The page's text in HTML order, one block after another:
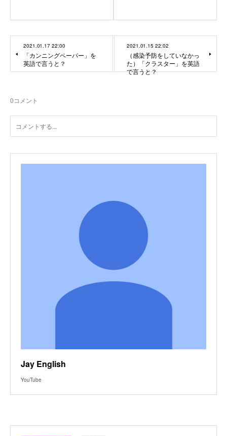
2021.01.17 22:00
「カンニングペーパー」を
英語で言うと？
2021.01.15 22:02
（感染予防をしていなかっ
た）「クラスター」を英語
で言うと？
0コメント
Jay English
YouTube